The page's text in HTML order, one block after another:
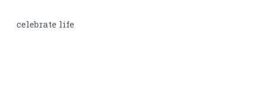
celebrate life